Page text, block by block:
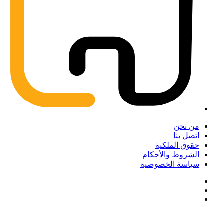
من نحن
اتصل بنا
حقوق الملكية
الشروط والأحكام
سياسة الخصوصية